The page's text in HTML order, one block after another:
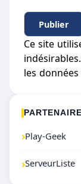
Ce site
indésirables.
les
PARTENAIRE
›Play-Geek
›ServeurListe